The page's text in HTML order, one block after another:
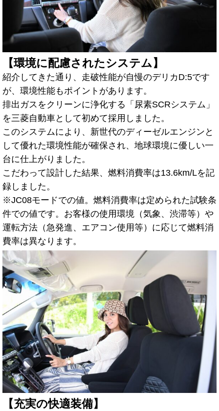
【環境に配慮されたシステム】
紹介してきた通り、走破性能が自慢のデリカD:5です
が、環境性能もポイントがあります。
排出ガスをクリーンに浄化する「尿素SCRシステム」
を三菱自動車として初めて採用しました。
このシステムにより、新世代のディーゼルエンジンと
して優れた環境性能が確保され、地球環境に優しい一
台に仕上がりました。
こだわって設計した結果、燃料消費率は13.6km/Lを記
録しました。
※JC08モードでの値。燃料消費率は定められた試験条
件での値です。お客様の使用環境（気象、渋滞等）や
運転方法（急発進、エアコン使用等）に応じて燃料消
費率は異なります。
【充実の快適装備】